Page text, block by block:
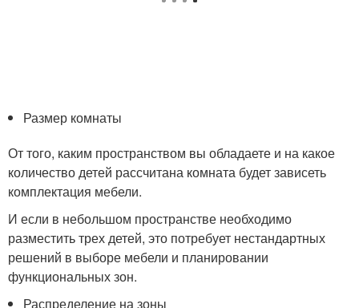
Размер комнаты
От того, каким пространством вы обладаете и на какое
количество детей рассчитана комната будет зависеть
комплектация мебели.
И если в небольшом пространстве необходимо
разместить трех детей, это потребует нестандартных
решений в выборе мебели и планировании
функциональных зон.
Распределение на зоны